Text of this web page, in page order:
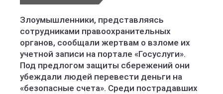
Злоумышленники, представляясь
сотрудниками правоохранительных
органов, сообщали жертвам о взломе их
учетной записи на портале «Госуслуги».
Под предлогом защиты сбережений они
убеждали людей перевести деньги на
«безопасные счета». Среди пострадавших